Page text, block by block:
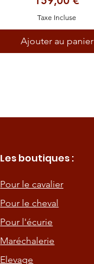
Taxe Incluse
Ajouter au panier
Les boutiques :
Pour le cavalier
Pour le cheval
Pour l'écurie
Maréchalerie
Elevage